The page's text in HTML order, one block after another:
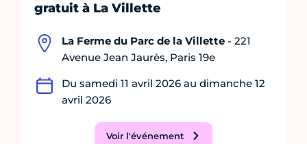
gratuit à La Villette
La Ferme du Parc de la Villette - 221
Avenue Jean Jaurès, Paris 19e
Du samedi 11 avril 2026 au dimanche 12
avril 2026
Voir l'événement